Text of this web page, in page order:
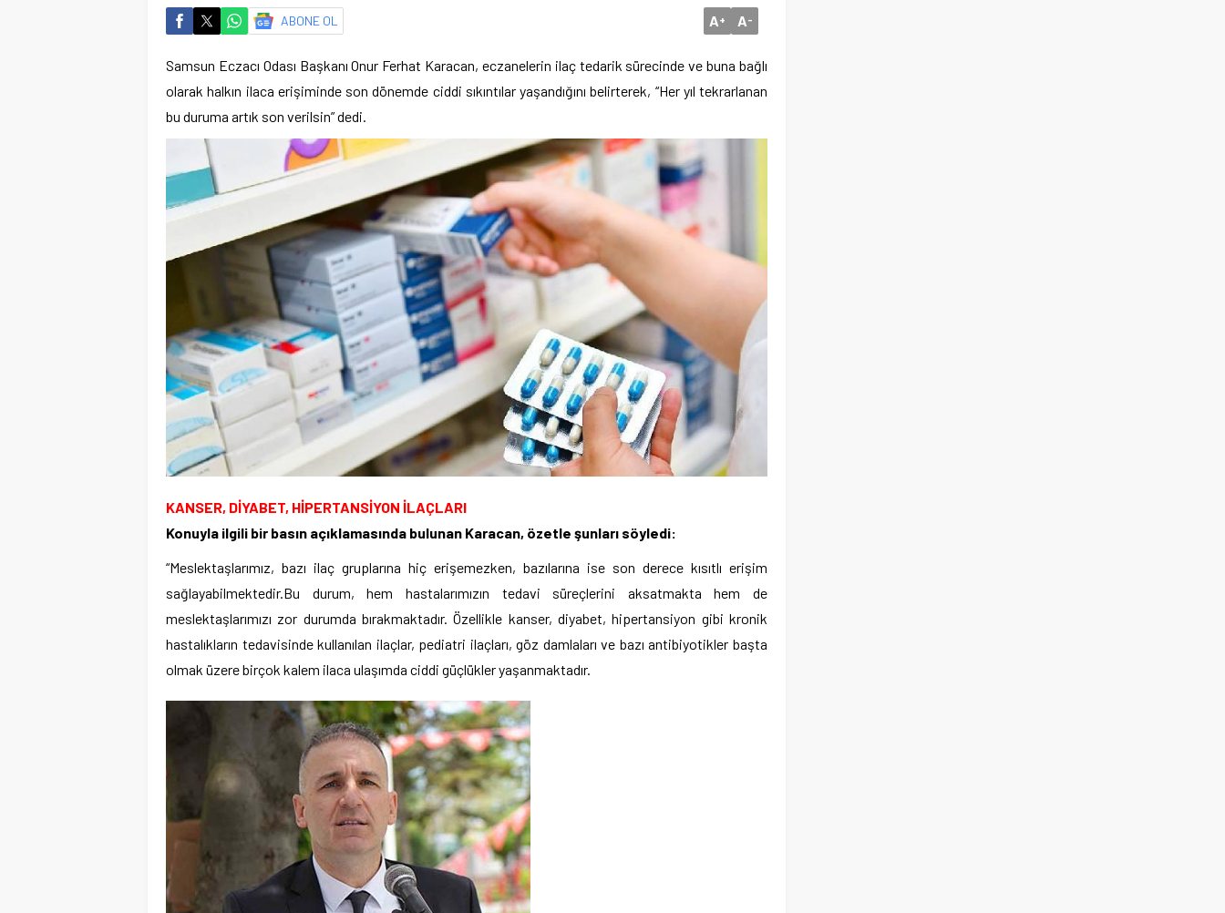
ABONE OL A+ A-
Samsun Eczacı Odası Başkanı Onur Ferhat Karacan, eczanelerin ilaç tedarik sürecinde ve buna bağlı
olarak halkın ilaca erişiminde son dönemde ciddi sıkıntılar yaşandığını belirterek, “Her yıl tekrarlanan
bu duruma artık son verilsin” dedi.
KANSER, DİYABET, HİPERTANSİYON İLAÇLARI
Konuyla ilgili bir basın açıklamasında bulunan Karacan, özetle şunları söyledi:
“Meslektaşlarımız, bazı ilaç gruplarına hiç erişemezken, bazılarına ise son derece kısıtlı erişim
sağlayabilmektedir.Bu durum, hem hastalarımızın tedavi süreçlerini aksatmakta hem de
meslektaşlarımızı zor durumda bırakmaktadır. Özellikle kanser, diyabet, hipertansiyon gibi kronik
hastalıkların tedavisinde kullanılan ilaçlar, pediatri ilaçları, göz damlaları ve bazı antibiyotikler başta
olmak üzere birçok kalem ilaca ulaşımda ciddi güçlükler yaşanmaktadır.